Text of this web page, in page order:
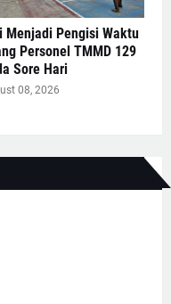
Menjadi Pengisi Waktu
Personel TMMD 129
Sore Hari
08, 2026